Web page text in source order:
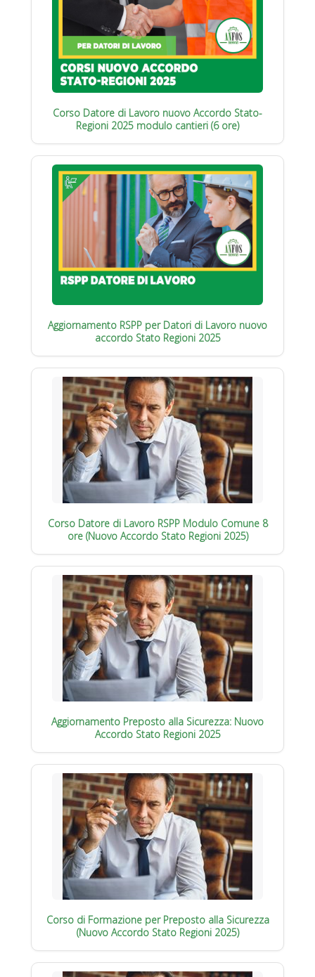
Corso Datore di Lavoro nuovo Accordo Stato-
Regioni 2025 modulo cantieri (6 ore)
Aggiornamento RSPP per Datori di Lavoro nuovo
accordo Stato Regioni 2025
Corso Datore di Lavoro RSPP Modulo Comune 8
ore (Nuovo Accordo Stato Regioni 2025)
Aggiornamento Preposto alla Sicurezza: Nuovo
Accordo Stato Regioni 2025
Corso di Formazione per Preposto alla Sicurezza
(Nuovo Accordo Stato Regioni 2025)